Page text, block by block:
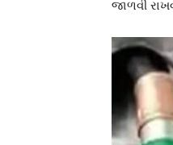
જાળવી